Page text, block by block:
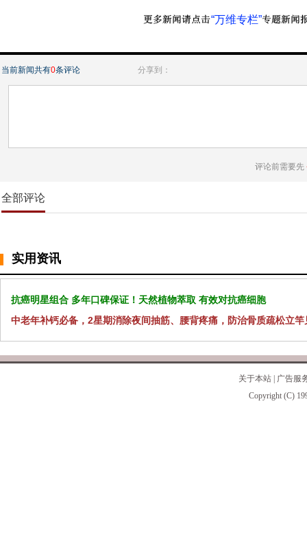
“万维专栏”
当前新闻共有0条评论 分享到：
评论前需要先
全部评论
实用资讯
抗癌明星组合 多年口碑保证！天然植物萃取 有效对抗癌细胞
中老年补钙必备，2星期消除夜间抽筋、腰背疼痛，防治骨质疏松立竿
关于本站
广告服
Copyright (C)